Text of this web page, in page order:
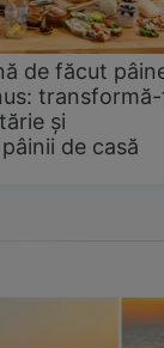
de făcut
și
de casă